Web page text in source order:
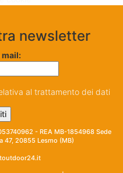
newsletter
al trattamento dei dati
- REA MB-1854968 Sede
47, 20855 Lesmo (MB)